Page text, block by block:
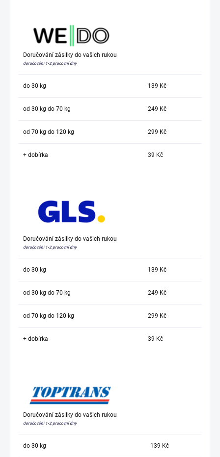
Doručování zásilky do vašich rukou
doručování 1-2 pracovní dny
do 30 kg 139 Kč
od 30 kg do 70 kg 249 Kč
od 70 kg do 120 kg 299 Kč
+ dobírka 39 Kč
Doručování zásilky do vašich rukou
doručování 1-2 pracovní dny
do 30 kg 139 Kč
od 30 kg do 70 kg 249 Kč
od 70 kg do 120 kg 299 Kč
+ dobírka 39 Kč
Doručování zásilky do vašich rukou
doručování 1-2 pracovní dny
do 30 kg 139 Kč